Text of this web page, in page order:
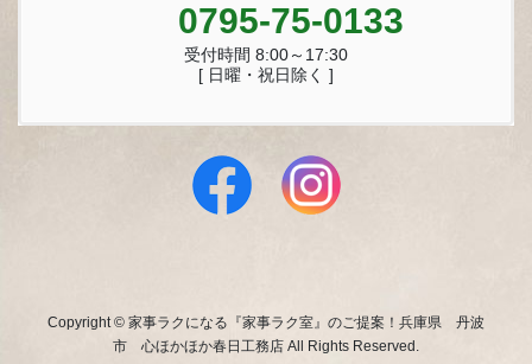
0795-75-0133
受付時間 8:00～17:30
[ 日曜・祝日除く ]
Copyright © 家事ラクになる『家事ラク室』のご提案！兵庫県 丹波
市 心ほかほか春日工務店 All Rights Reserved.